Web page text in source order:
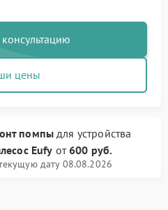
цены
помпы для устройства
Eufy от600 руб.
дату 08.08.2026